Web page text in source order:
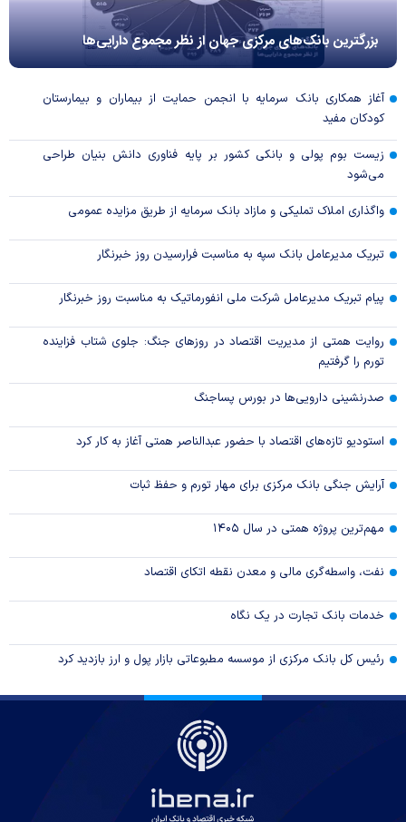
بزرگترین بانک‌های مرکزی جهان از نظر مجموع دارایی‌ها
آغاز همکاری بانک سرمایه با انجمن حمایت از بیماران و بیمارستان
کودکان مفید
زیست بوم پولی و بانکی کشور بر پایه فناوری دانش بنیان طراحی
می‌شود
واگذاری املاک تملیکی و مازاد بانک سرمایه از طریق مزایده عمومی
تبریک مدیرعامل بانک سپه به مناسبت فرارسیدن روز خبرنگار
پیام تبریک مدیرعامل شرکت ملی انفورماتیک به مناسبت روز خبرنگار
روایت همتی از مدیریت اقتصاد در روزهای جنگ: جلوی شتاب فزاینده
تورم را گرفتیم
صدرنشینی دارویی‌ها در بورس پساجنگ
استودیو تازه‌های اقتصاد با حضور عبدالناصر همتی آغاز به کار کرد
آرایش جنگی بانک مرکزی برای مهار تورم و حفظ ثبات
مهم‌ترین پروژه همتی در سال ۱۴۰۵
نفت، واسطه‌گری مالی و معدن نقطه اتکای اقتصاد
خدمات بانک تجارت در یک نگاه
رئیس کل بانک مرکزی از موسسه مطبوعاتی بازار پول و ارز بازدید کرد